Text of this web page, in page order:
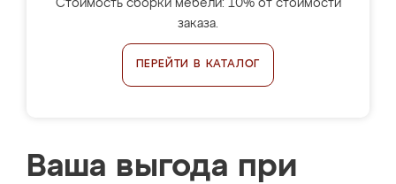
Стоимость сборки мебели: 10% от стоимости
заказа.
ПЕРЕЙТИ В КАТАЛОГ
Ваша выгода при